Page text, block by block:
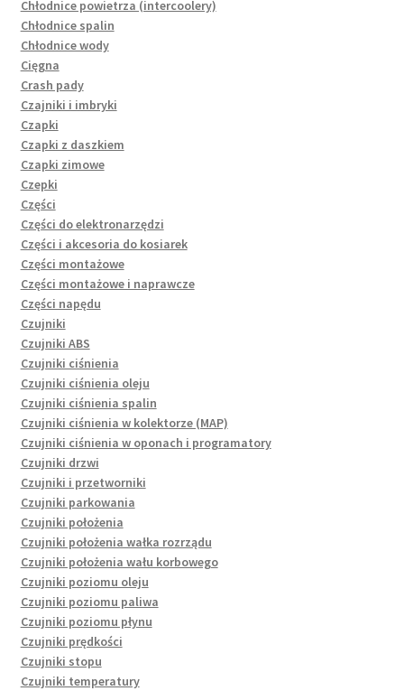
Chłodnice powietrza (intercoolery)
Chłodnice spalin
Chłodnice wody
Cięgna
Crash pady
Czajniki i imbryki
Czapki
Czapki z daszkiem
Czapki zimowe
Czepki
Części
Części do elektronarzędzi
Części i akcesoria do kosiarek
Części montażowe
Części montażowe i naprawcze
Części napędu
Czujniki
Czujniki ABS
Czujniki ciśnienia
Czujniki ciśnienia oleju
Czujniki ciśnienia spalin
Czujniki ciśnienia w kolektorze (MAP)
Czujniki ciśnienia w oponach i programatory
Czujniki drzwi
Czujniki i przetworniki
Czujniki parkowania
Czujniki położenia
Czujniki położenia wałka rozrządu
Czujniki położenia wału korbowego
Czujniki poziomu oleju
Czujniki poziomu paliwa
Czujniki poziomu płynu
Czujniki prędkości
Czujniki stopu
Czujniki temperatury